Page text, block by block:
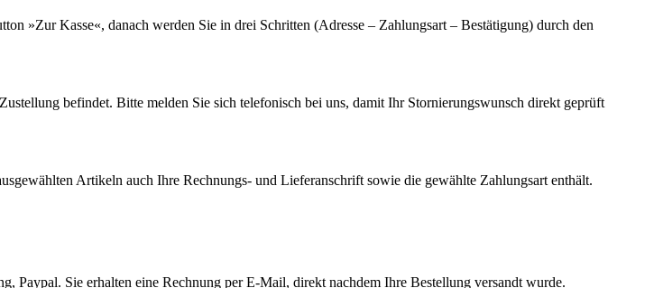
»Zur Kasse«, danach werden Sie in drei Schritten (Adresse – Zahlungsart – Bestätigung) durch den
befindet. Bitte melden Sie sich telefonisch bei uns, damit Ihr Stornierungswunsch direkt geprüft
Artikeln auch Ihre Rechnungs- und Lieferanschrift sowie die gewählte Zahlungsart enthält.
Paypal. Sie erhalten eine Rechnung per E-Mail, direkt nachdem Ihre Bestellung versandt wurde.